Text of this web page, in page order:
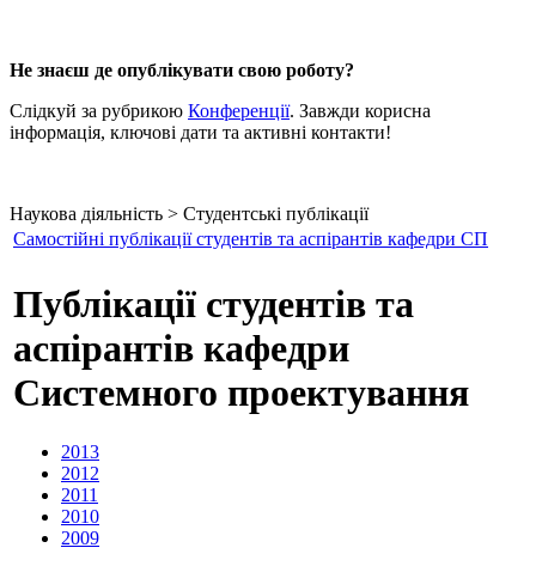
Не знаєш де опублікувати свою роботу?
Слідкуй за рубрикою Конференції. Завжди корисна
інформація, ключові дати та активні контакти!
Наукова діяльність > Студентські публікації
Самостійні публікації студентів та аспірантів кафедри СП
Публікації студентів та
аспірантів кафедри
Системного проектування
2013
2012
2011
2010
2009